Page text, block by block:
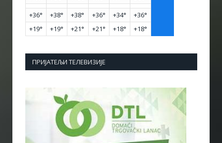
+36° +38° +38° +36° +34° +36°
+19° +19° +21° +21° +18° +18°
ПРИЈАТЕЉИ ТЕЛЕВИЗИЈЕ